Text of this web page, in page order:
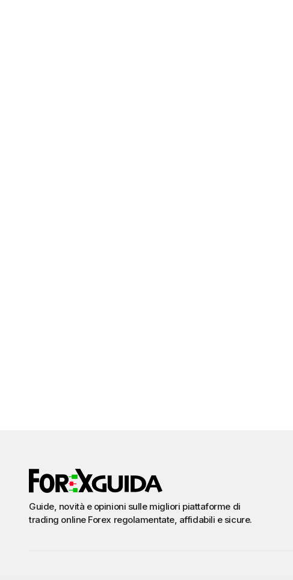
Guide, novità e opinioni sulle migliori piattaforme di
trading online Forex regolamentate, affidabili e sicure.